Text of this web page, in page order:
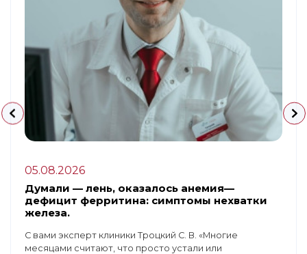
05.08.2026
Думали — лень, оказалось анемия—
дефицит ферритина: симптомы нехватки
железа.
С вами эксперт клиники Троцкий С. В. «Многие
месяцами считают, что просто устали или